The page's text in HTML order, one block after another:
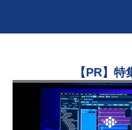
【PR】特